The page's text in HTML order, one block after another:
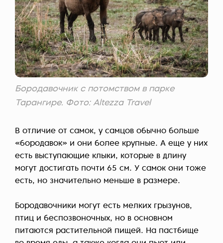
Бородавочник с потомством в парке
Тарангире. Фото: Altezza Travel
В отличие от самок, у самцов обычно больше
«бородавок» и они более крупные. А еще у них
есть выступающие клыки, которые в длину
могут достигать почти 65 см. У самок они тоже
есть, но значительно меньше в размере.
Бородавочники могут есть мелких грызунов,
птиц и беспозвоночных, но в основном
питаются растительной пищей. На пастбище